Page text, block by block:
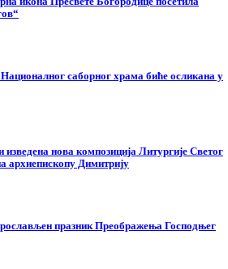
саборног храма биће осликана у
нова композиција Литургије Светог
архиепископу Димитрију
празник Преображења Господњег